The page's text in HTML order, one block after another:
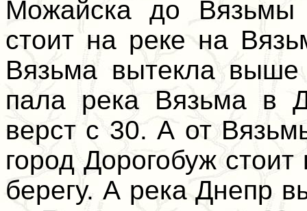
Можайска до Вязьмы
стоит на реке на
Вязьма вытекла
пала река Вязьма в
верст с 30. А от
город Дорогобуж
берегу. А река Днепр